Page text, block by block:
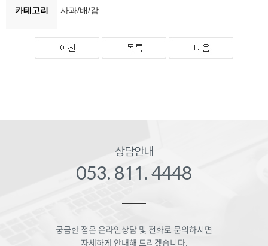
카테고리 사과/배/감
상담안내
053. 811. 4448
궁금한 점은 온라인상담 및 전화로 문의하시면
자세하게 안내해 드리겠습니다.